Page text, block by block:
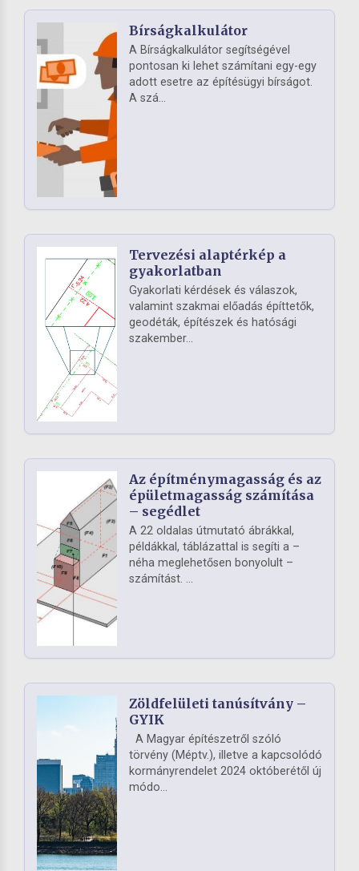
Bírságkalkulátor
A Bírságkalkulátor segítségével
pontosan ki lehet számítani egy-egy
adott esetre az építésügyi bírságot.
A szá...
Tervezési alaptérkép a
gyakorlatban
Gyakorlati kérdések és válaszok,
valamint szakmai előadás építtetők,
geodéták, építészek és hatósági
szakember...
Az építménymagasság és az
épületmagasság számítása
– segédlet
A 22 oldalas útmutató ábrákkal,
példákkal, táblázattal is segíti a –
néha meglehetősen bonyolult –
számítást. ...
Zöldfelületi tanúsítvány –
GYIK
A Magyar építészetről szóló
törvény (Méptv.), illetve a kapcsolódó
kormányrendelet 2024 októberétől új
módo...